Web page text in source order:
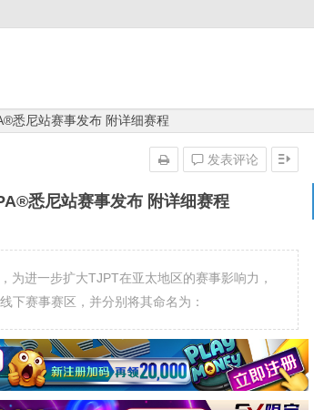
悉尼站赛事发布 附详细赛程
悉尼站赛事发布 附详细赛程
发表评论
为进一步扩大TJPT在亚太地区的赛事影响力，
下赛事赛区，并分别将其命名为：